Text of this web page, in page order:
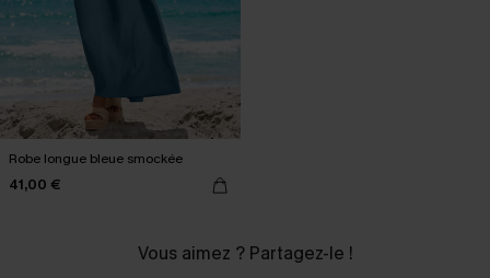
Robe longue bleue smockée
41,00 €
Vous aimez ? Partagez-le !